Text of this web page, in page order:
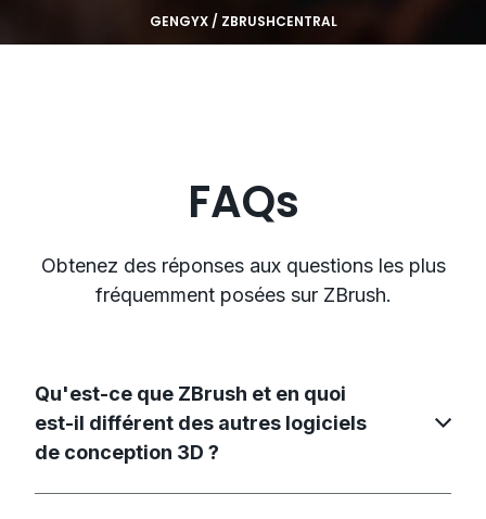
GENGYX / ZBRUSHCENTRAL
FAQs
Obtenez des réponses aux questions les plus
fréquemment posées sur ZBrush.
Qu'est-ce que ZBrush et en quoi
est-il différent des autres logiciels
de conception 3D ?